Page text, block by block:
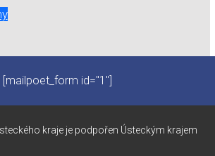
[mailpoet_form id="1"]
kraje je podpořen Ústeckým krajem